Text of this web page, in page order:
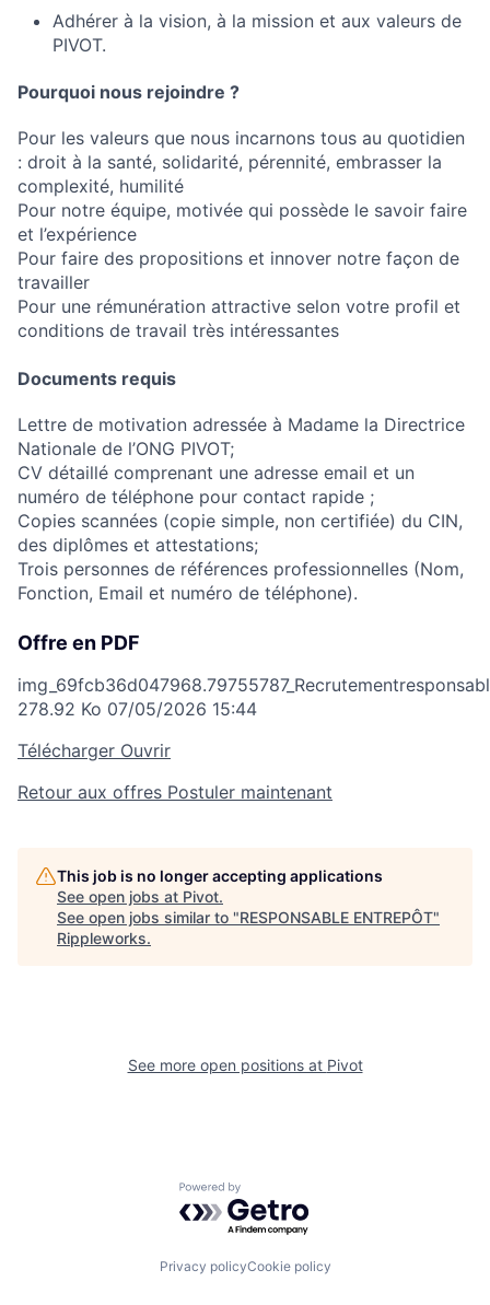
Adhérer à la vision, à la mission et aux valeurs de
PIVOT.
Pourquoi nous rejoindre ?
Pour les valeurs que nous incarnons tous au quotidien
: droit à la santé, solidarité, pérennité, embrasser la
complexité, humilité
Pour notre équipe, motivée qui possède le savoir faire
et l’expérience
Pour faire des propositions et innover notre façon de
travailler
Pour une rémunération attractive selon votre profil et
conditions de travail très intéressantes
Documents requis
Lettre de motivation adressée à Madame la Directrice
Nationale de l’ONG PIVOT;
CV détaillé comprenant une adresse email et un
numéro de téléphone pour contact rapide ;
Copies scannées (copie simple, non certifiée) du CIN,
des diplômes et attestations;
Trois personnes de références professionnelles (Nom,
Fonction, Email et numéro de téléphone).
Offre en PDF
278.92 Ko 07/05/2026 15:44
Télécharger Ouvrir
Retour aux offres Postuler maintenant
This job is no longer accepting applications
See open jobs at Pivot.
See open jobs similar to "RESPONSABLE ENTREPÔT"
Rippleworks.
See more open positions at Pivot
Powered by Getro.com
Privacy policyCookie policy